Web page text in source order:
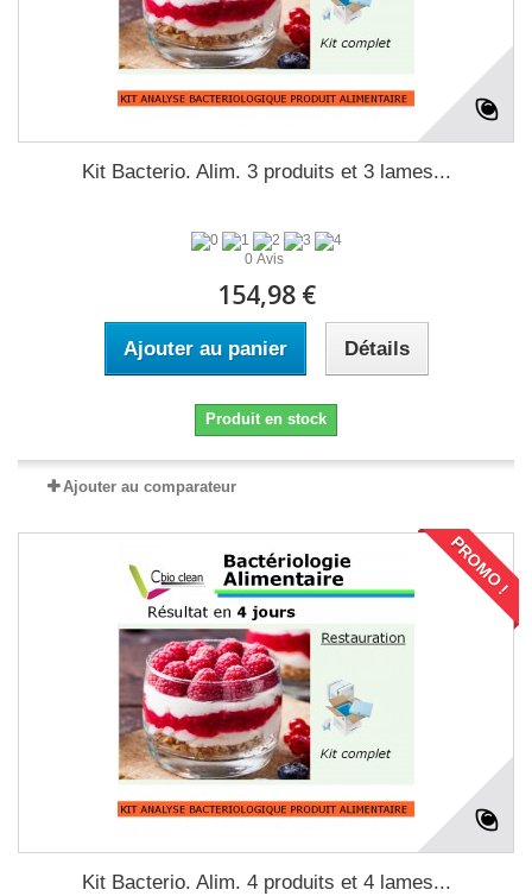
Kit Bacterio. Alim. 3 produits et 3 lames...
0 Avis
154,98 €
Ajouter au panier Détails
Produit en stock
Ajouter au comparateur
PROMO !
Kit Bacterio. Alim. 4 produits et 4 lames...